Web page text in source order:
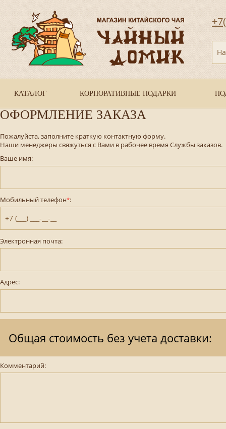
КАТАЛОГ КОРПОРАТИВНЫЕ ПОДАРКИ
ОФОРМЛЕНИЕ ЗАКАЗА
Пожалуйста, заполните краткую контактную форму.
Наши менеджеры свяжуться с Вами в рабочее время Службы заказов.
Ваше имя:
Мобильный телефон*:
+7 (___) ___-__-__
Электронная почта:
Адрес:
Общая стоимость без учета доставки:
Комментарий: